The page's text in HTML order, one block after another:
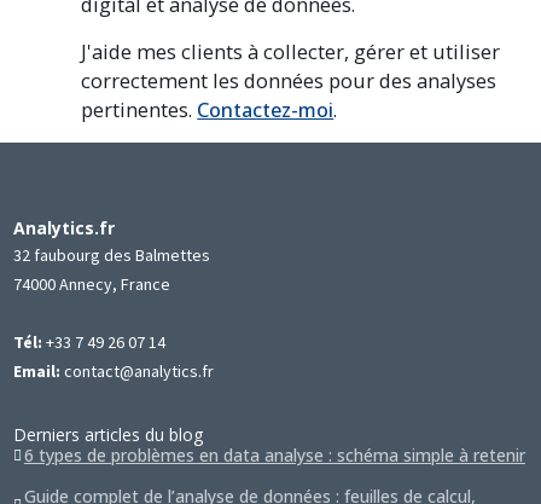
J'aide mes clients à collecter, gérer et utiliser
correctement les données pour des analyses
pertinentes. Contactez-moi.
Analytics.fr
32 faubourg des Balmettes
74000 Annecy, France
Tél: +33 7 49 26 07 14
Email: contact@analytics.fr
Derniers articles du blog
6 types de problèmes en data analyse : schéma simple à retenir
Guide complet de l’analyse de données : feuilles de calcul,